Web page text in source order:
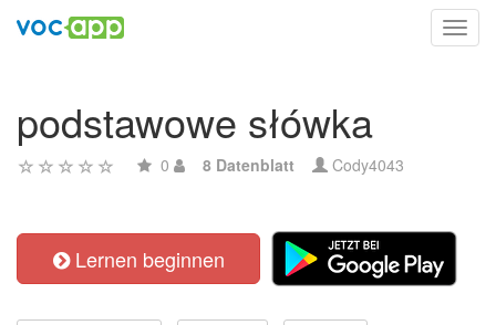
podstawowe słówka
0 8 Datenblatt Cody4043
Lernen beginnen